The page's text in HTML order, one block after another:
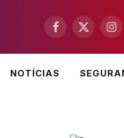
Facebook
X
NOTÍCIAS